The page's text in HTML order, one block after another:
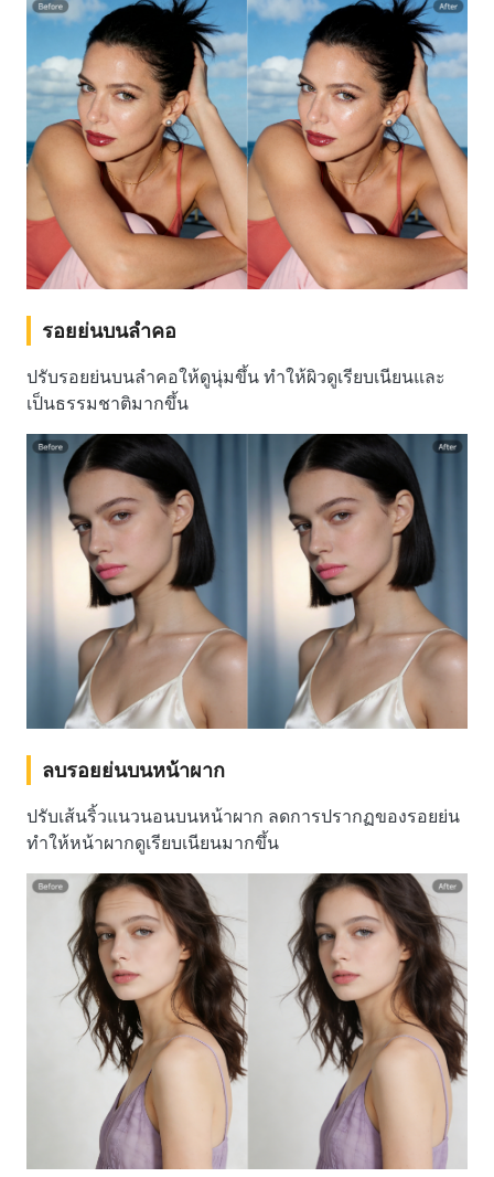
รอยย่นบนลำคอ
ปรับรอยย่นบนลำคอให้ดูนุ่มขึ้น ทำให้ผิวดูเรียบเนียนและ
เป็นธรรมชาติมากขึ้น
ลบรอยย่นบนหน้าผาก
ปรับเส้นริ้วแนวนอนบนหน้าผาก ลดการปรากฏของรอยย่น
ทำให้หน้าผากดูเรียบเนียนมากขึ้น